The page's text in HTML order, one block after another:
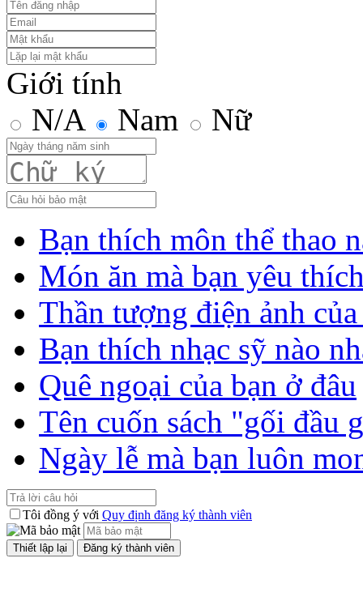
Giới tính
N/A
Nam Nữ
Bạn thích môn thể thao
Món ăn mà bạn yêu
Thần tượng điện ảnh
Bạn thích nhạc sỹ nào
Quê ngoại của bạn ở đâu
Tên cuốn sách "gối đầu
Ngày lễ mà bạn luôn
Tôi đồng ý với Quy định đăng ký thành viên